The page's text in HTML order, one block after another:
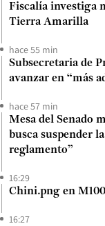
Fiscalía investiga
Tierra Amarilla
hace 55 min
Subsecretaria de
avanzar en “más
hace 57 min
Mesa del Senado
busca suspender
reglamento”
16:29
Chini.png en
16:27